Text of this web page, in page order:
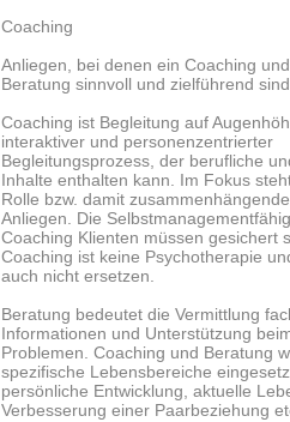
Coaching
Anliegen, bei denen ein Coaching
Beratung sinnvoll und zielführend
Coaching ist Begleitung auf
interaktiver und personenzentrierter
Begleitungsprozess, der berufliche
Inhalte enthalten kann. Im Fokus
Rolle bzw. damit
Anliegen. Die
Coaching Klienten müssen gesichert
Coaching ist keine Psychotherapie
auch nicht ersetzen.
Beratung bedeutet die Vermittlung
Informationen und Unterstützung
Problemen. Coaching und Beratung
spezifische Lebensbereiche
persönliche Entwicklung, aktuelle
Verbesserung einer Paarbeziehung